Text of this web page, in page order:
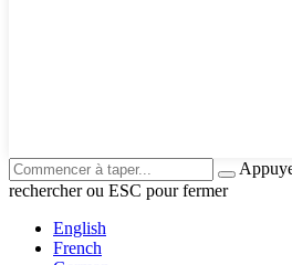
rechercher ou ESC pour fermer
English
French